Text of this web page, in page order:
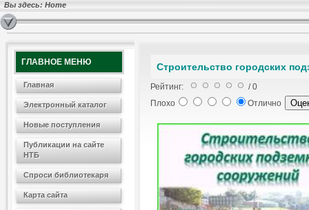
Вы здесь: Home
ГЛАВНОЕ МЕНЮ
Главная
Электронный каталог
Новые поступления
Публикации на сайте
НТБ
Спроси библиотекаря
Карта сайта
Cтроительство городских
Рейтинг:
/ 0
Плохо
Отлично